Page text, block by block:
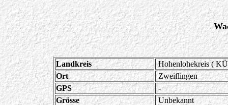
Landkreis
Hohenlohekreis (
Ort
Zweiflingen
GPS
-
Grösse
Unbekannt